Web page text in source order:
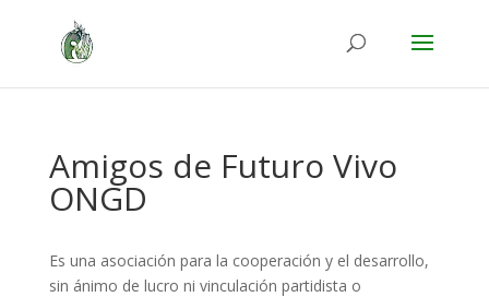
Amigos de Futuro Vivo
ONGD
Es una asociación para la cooperación y el desarrollo,
sin ánimo de lucro ni vinculación partidista o